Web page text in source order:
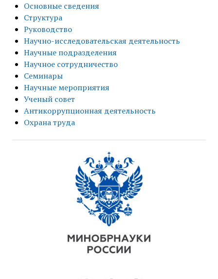
Основные сведения
Структура
Руководство
Научно-исследовательская деятельность
Научные подразделения
Научное сотрудничество
Семинары
Научные мероприятия
Ученый совет
Антикоррупционная деятельность
Охрана труда